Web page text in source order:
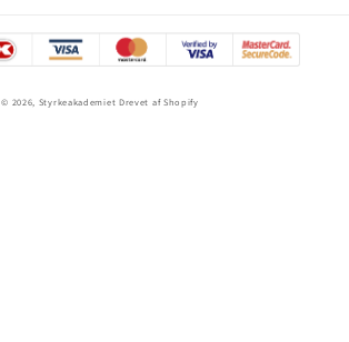
Betalingsmetoder
© 2026, Styrkeakademiet Drevet af Shopify